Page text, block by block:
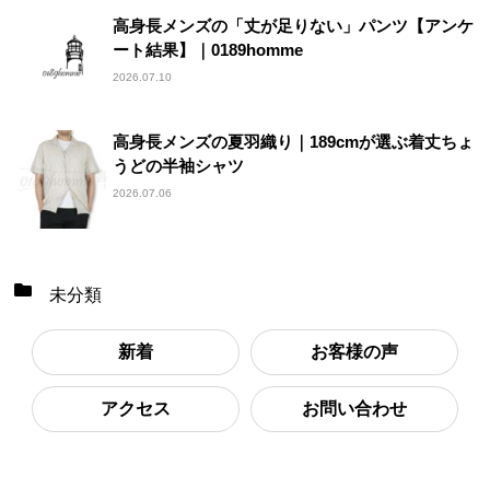
高身長メンズの「丈が足りない」パンツ【アンケ
ート結果】｜0189homme
2026.07.10
高身長メンズの夏羽織り｜189cmが選ぶ着丈ちょ
うどの半袖シャツ
2026.07.06
未分類
新着 お客様の声
アクセス お問い合わせ